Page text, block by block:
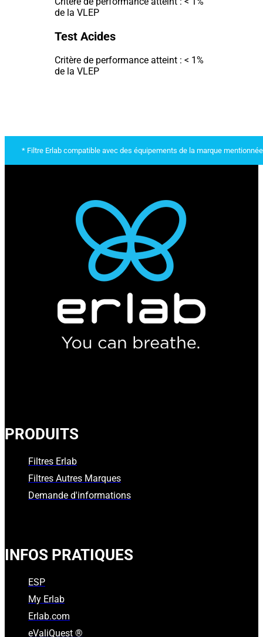
de la VLEP
Test Acides
Critère de performance atteint : < 1%
de la VLEP
* Filtre Erlab compatible avec des équipements de la marque
PRODUITS
Filtres Erlab
Filtres Autres Marques
Demande d'informations
INFOS PRATIQUES
ESP
My Erlab
Erlab.com
eValiQuest ®